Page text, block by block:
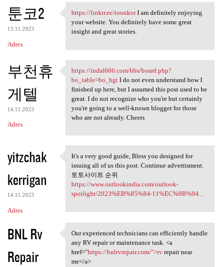
툰코2
13.11.2023
Adres
https://linktr.ee/toonkor I
https://linktr.ee/toonkorI am definitely enjoying
your website. You definitely have some great
insight and great stories.
부천휴
게텔
14.11.2023
Adres
https://indal666.com/bbs
https://indal666.com/bbs/board.php?
bo_table=bo_hgtI do not even understand how I
finished up here, but I assumed this post used to be
great. I do not recognize who you're but certainly
you're going to a well-known blogger for those
who are not already. Cheers
yitzchak
kerrigan
14.11.2023
Adres
It's a very good guide, Bless
It's a very good guide, Bless you designed for
issuing all of us this post. Continue advertisment.
토토사이트 순위
https://www.outlookindia.com/outlook-
spotlight/2023%EB%85%84-11%EC%9B%94...
BNL Rv
Repair
Our experienced technicians
Our experienced technicians can efficiently handle
any RV repair or maintenance task. <a
href="https://bnlrvrepair.com/">rvrepair near
me</a>